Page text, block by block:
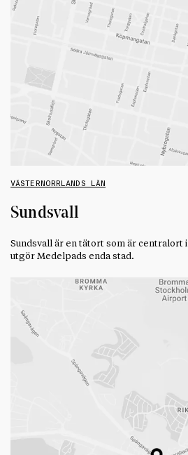
VÄSTERNORRLANDS LÄN
Sundsvall
Sundsvall är en tätort som är centralort
utgör Medelpads enda stad.